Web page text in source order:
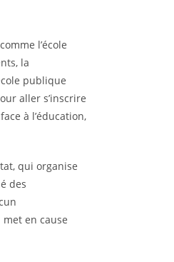
l’école
la
publique
aller s’inscrire
à l’éducation,
qui organise
des
en cause